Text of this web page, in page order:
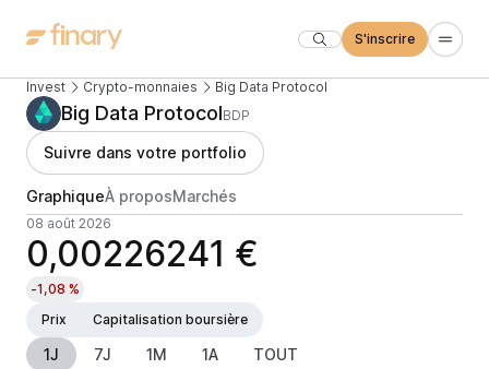
S'inscrire
Invest Crypto-monnaies Big Data Protocol
Big Data ProtocolBDP
Suivre dans votre portfolio
GraphiqueÀ proposMarchés
08 août 2026
0,00226241 €
-1,08 %
Prix
Capitalisation boursière
1J 7J 1M 1A TOUT